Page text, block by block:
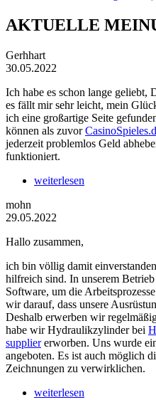
AKTUELLE
Gerhhart
30.05.2022
Ich habe es schon lange geliebt,
es fällt mir sehr leicht, mein
ich eine großartige Seite
können als zuvor
jederzeit problemlos Geld
funktioniert.
weiterlesen
mohn
29.05.2022
Hallo zusammen,
ich bin völlig damit
hilfreich sind. In unserem
Software, um die
wir darauf, dass unsere
Deshalb erwerben wir
habe wir Hydraulikzylinder bei
suppliererworben. Uns wurde
angeboten. Es ist auch möglich
Zeichnungen zu verwirklichen.
weiterlesen